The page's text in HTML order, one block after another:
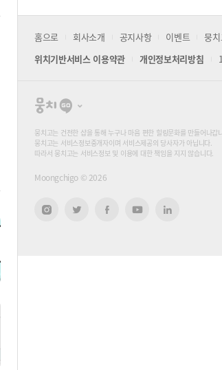
홈으로 회사소개 공지사항 이벤트 뭉
위치기반서비스 이용약관
개인정보처리방침
뭉
고
뭉치고는 건전한 샵을 통해 누구나 마음 편한 힐링문화를 만들어나갑
뭉치고는 서비스정보중개자이며 서비스제공의 당사자가 아닙니다.
따라서 뭉치고는 서비스정보 및 이용에 대한 책임을 지지 않습니다.
Moongchigo © 2026